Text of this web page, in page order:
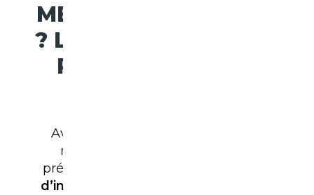
MEILLEUR SUV FORD
? LE GUIDE COMPLET
POUR CHOISIR LE
Avant de plonger dans cet article,
n’hésitez pas à consulter notre
précédent sujet : «
d’importer une Ford ?